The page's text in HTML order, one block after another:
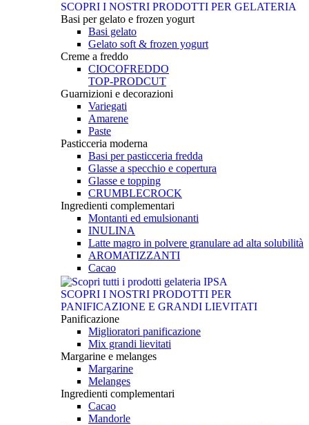
SCOPRI I NOSTRI PRODOTTI PER GELATERIA
Basi per gelato e frozen yogurt
Basi gelato
Gelato soft & frozen yogurt
Creme a freddo
CIOCOFREDDO
TOP-PRODCUT
Guarnizioni e decorazioni
Variegati
Amarene
Paste
Pasticceria moderna
Basi per pasticceria fredda
Glasse a specchio e copertura
Glasse e topping
CRUMBLECROCK
Ingredienti complementari
Montanti ed emulsionanti
INULINA
Latte magro in polvere granulare ad alta solubilità
AROMATIZZANTI
Cacao
SCOPRI I NOSTRI PRODOTTI PER
PANIFICAZIONE E GRANDI LIEVITATI
Panificazione
Miglioratori panificazione
Mix grandi lievitati
Margarine e melanges
Margarine
Melanges
Ingredienti complementari
Cacao
Mandorle